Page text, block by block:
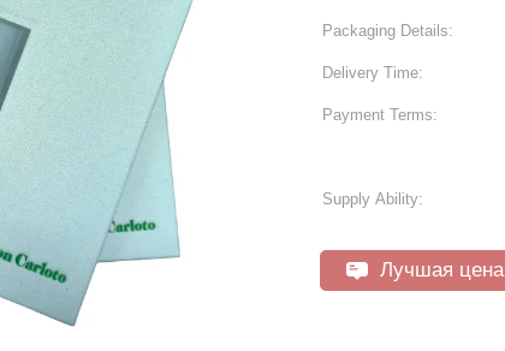
Packaging Details:
Delivery Time:
Payment Terms:
Supply Ability:
Лучшая цена